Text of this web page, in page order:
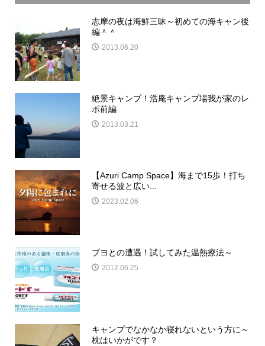
志摩の夜は海鮮三昧～初めての海キャン後
編＾＾
2013.06.20
絶景キャンプ！浩庵キャンプ場我が家のレ
ポ前編
2013.03.21
【Azuri Camp Space】海まで15歩！打ち
寄せる波と広い...
2023.02.06
ブヨとの遭遇！試してみた温熱療法～
2012.06.25
キャンプでなかなか寝れないという方に～
枕はいかがです？